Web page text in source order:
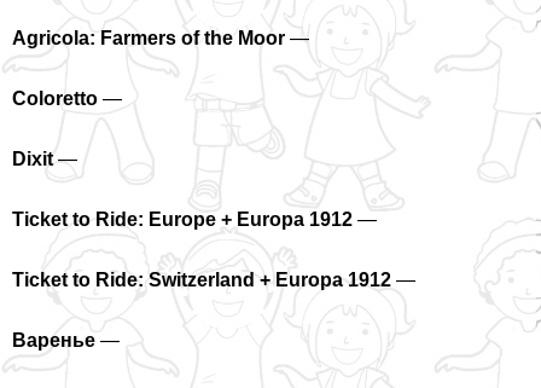
Agricola: Farmers of the Moor —
Coloretto —
Dixit—
Ticket to Ride: Europe + Europa 1912 —
Ticket to Ride: Switzerland + Europa 1912 —
Варенье —